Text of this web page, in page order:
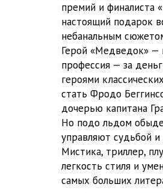
07_Medvedki
08_Medvedki
09_Medvedki
10_Medvedki
11_Medvedki
12_Medvedki
13_Medvedki
14_Medvedki
премий и финалиста
настоящий подарок
небанальным
Герой «Медведок» —
профессия — за
героями
стать Фродо
дочерью капитана
Но подо льдом
управляют судьбой
Мистика, триллер,
легкость стиля и
самых больших